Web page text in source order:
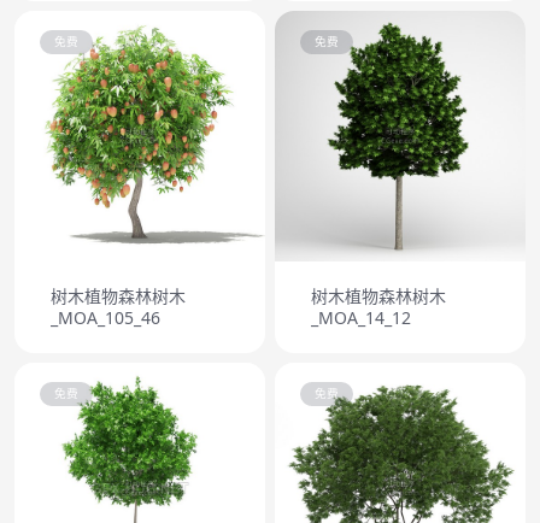
免费
树木植物森林树木
_MOA_105_46
免费
树木植物森林树木
_MOA_14_12
免费 免费